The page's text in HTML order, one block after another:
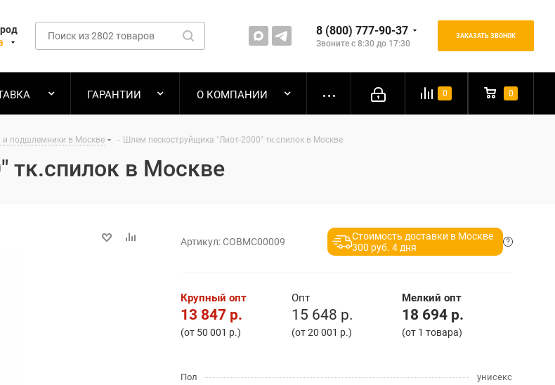
8 (800) 777-90-37
Звоните с 8:30 до 17:30
ЗАКАЗАТЬ ЗВОНОК
0 0
ГАРАНТИИ О КОМПАНИИ
и подшлемники в Москве - Шлем пескоструйщика "Лиот-2000" тк.спилок в Москве
тк.спилок в Москве
Артикул:СОВМС00009
Стоимость доставки в Москве
300 руб. 4 дня
Крупный опт
13 847 р.
(от 50 001 р.)
Опт
15 648 р.
(от 20 001 р.)
Мелкий опт
18 694 р.
(от 1 товара)
Пол
унисекс